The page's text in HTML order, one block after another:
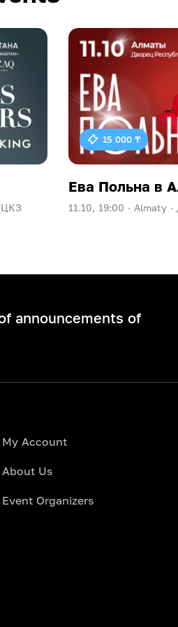
15 000 ₸
Ева Польна в
11.10, 19:00 · Almaty ·
announcements of
My Account
About Us
Event Organizers